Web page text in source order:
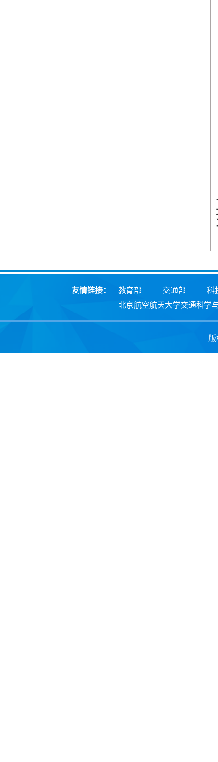
友情链接： 教育部 交通部
科
北京航空航天大学交通科学
版